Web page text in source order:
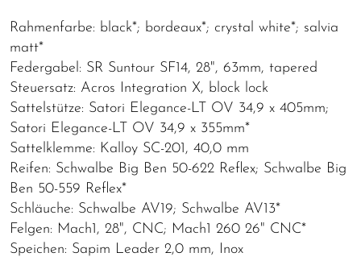
Rahmenfarbe: black*; bordeaux*; crystal white*; salvia
matt*
Federgabel: SR Suntour SF14, 28", 63mm, tapered
Steuersatz: Acros Integration X, block lock
Sattelstütze: Satori Elegance-LT OV 34,9 x 405mm;
Satori Elegance-LT OV 34,9 x 355mm*
Sattelklemme: Kalloy SC-201, 40,0 mm
Reifen: Schwalbe Big Ben 50-622 Reflex; Schwalbe Big
Ben 50-559 Reflex*
Schläuche: Schwalbe AV19; Schwalbe AV13*
Felgen: Mach1, 28", CNC; Mach1 260 26" CNC*
Speichen: Sapim Leader 2,0 mm, Inox